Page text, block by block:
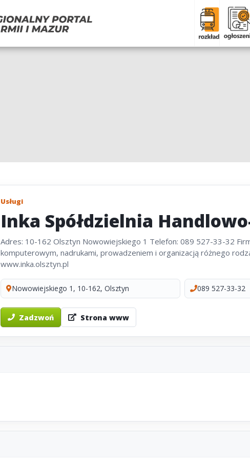
Usługi
Inka Spółdzielnia
Adres: 10-162 Olsztyn Nowowiejskiego 1 Telefon: 089 527-33-32
komputerowym, nadrukami, prowadzeniem i organizacją różnego
www.inka.olsztyn.pl
Nowowiejskiego 1, 10-162, Olsztyn 089 527-33-32
Zadzwoń Strona www